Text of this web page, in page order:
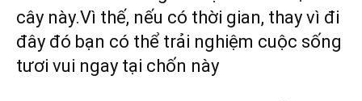
cây này.Vì thế, nếu có thời gian, thay vì đi
đây đó bạn có thể trải nghiệm cuộc sống
tươi vui ngay tại chốn này